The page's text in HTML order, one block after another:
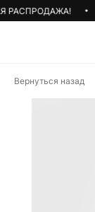
Вернуться назад